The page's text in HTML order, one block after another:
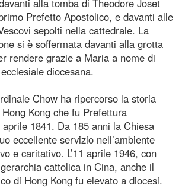
alla tomba di Theodore Joset
Prefetto Apostolico, e davanti alle
sepolti nella cattedrale. La
si è soffermata davanti alla grotta
rendere grazie a Maria a nome di
diocesana.
Chow ha ripercorso la storia
Kong che fu Prefettura
1841. Da 185 anni la Chiesa
eccellente servizio nell’ambiente
e caritativo. L’11 aprile 1946, con
cattolica in Cina, anche il
di Hong Kong fu elevato a diocesi.